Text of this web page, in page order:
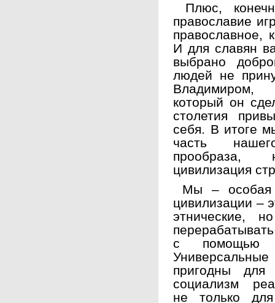
Плюс,
православие
православное,
И для славян
выбрано
людей не
Владимиром,
который он
столетия
себя. В итоге
часть
прообраза,
цивилизация
Мы – особая
цивилизации –
этнические,
с помощью
пригодны
социализм
не только